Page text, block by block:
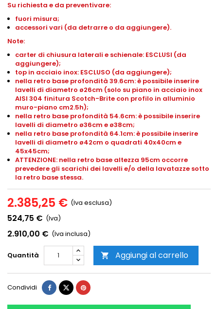
Su richiesta e da preventivare:
fuori misura;
accessori vari (da detrarre o da aggiungere).
Note:
carter di chiusura laterali e schienale: ESCLUSI (da
aggiungere);
top in acciaio inox: ESCLUSO (da aggiungere);
nella retro base profondità 39.6cm: è possibile inserire
lavelli di diametro ø26cm (solo su piano in acciaio inox
AISI 304 finitura Scotch-Brite con profilo in alluminio
muro-piano cm2.5h);
nella retro base profondità 54.6cm: è possibile inserire
lavelli di diametro ø36cm e ø38cm;
nella retro base profondità 64.1cm: è possibile inserire
lavelli di diametro ø42cm o quadrati 40x40cm e
45x45cm;
ATTENZIONE: nella retro base altezza 95cm occorre
prevedere gli scarichi dei lavelli e/o della lavatazze sotto
la retro base stessa.
2.385,25 € (Iva esclusa)
524,75 € (Iva)
2.910,00 € (Iva inclusa)
Quantità  Aggiungi al carrello
Condividi